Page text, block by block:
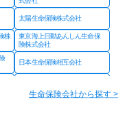
太陽生命保険株式会社
株
東京海上日動あんしん生命保
険株式会社
日本生命保険相互会社
生命保険会社から探す >